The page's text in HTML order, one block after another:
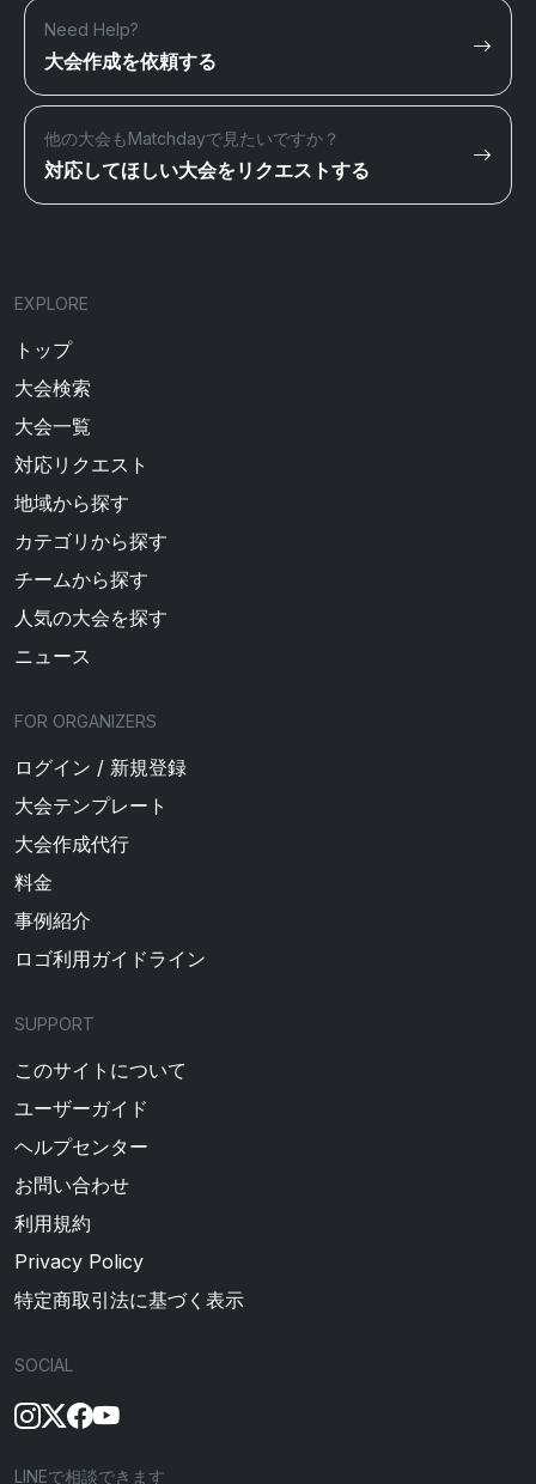
Need Help?
大会作成を依頼する
他の大会もMatchdayで見たいですか？
対応してほしい大会をリクエストする
EXPLORE
トップ
大会検索
大会一覧
対応リクエスト
地域から探す
カテゴリから探す
チームから探す
人気の大会を探す
ニュース
FOR ORGANIZERS
ログイン / 新規登録
大会テンプレート
大会作成代行
料金
事例紹介
ロゴ利用ガイドライン
SUPPORT
このサイトについて
ユーザーガイド
ヘルプセンター
お問い合わせ
利用規約
Privacy Policy
特定商取引法に基づく表示
SOCIAL
LINEで相談できます